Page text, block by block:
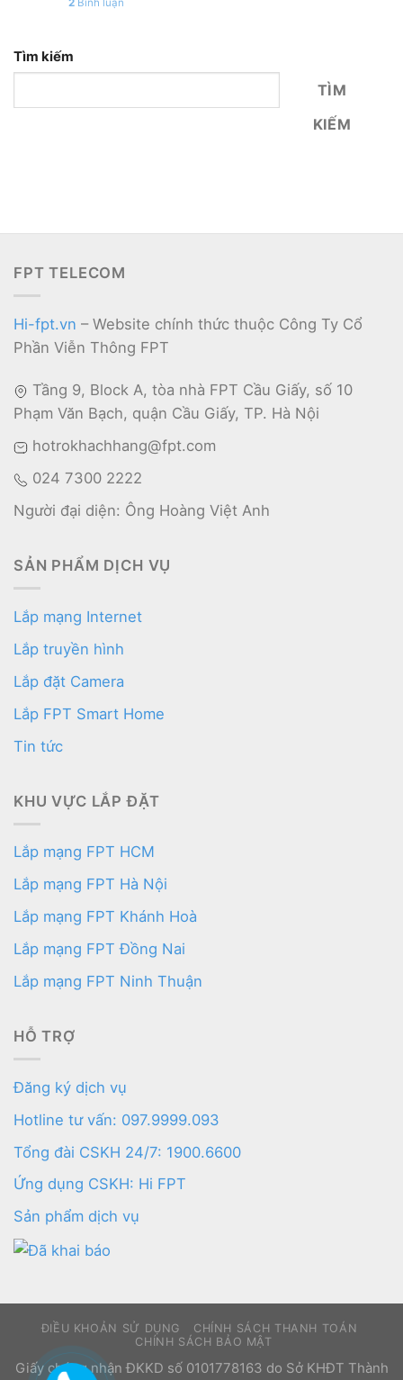
2 Bình luận
Tìm kiếm
TÌM
KIẾM
FPT TELECOM
Hi-fpt.vn – Website chính thức thuộc Công Ty Cổ
Phần Viễn Thông FPT
Tầng 9, Block A, tòa nhà FPT Cầu Giấy, số 10
Phạm Văn Bạch, quận Cầu Giấy, TP. Hà Nội
hotrokhachhang@fpt.com
024 7300 2222
Người đại diện: Ông Hoàng Việt Anh
SẢN PHẨM DỊCH VỤ
Lắp mạng Internet
Lắp truyền hình
Lắp đặt Camera
Lắp FPT Smart Home
Tin tức
KHU VỰC LẮP ĐẶT
Lắp mạng FPT HCM
Lắp mạng FPT Hà Nội
Lắp mạng FPT Khánh Hoà
Lắp mạng FPT Đồng Nai
Lắp mạng FPT Ninh Thuận
HỖ TRỢ
Đăng ký dịch vụ
Hotline tư vấn: 097.9999.093
Tổng đài CSKH 24/7: 1900.6600
Ứng dụng CSKH: Hi FPT
Sản phẩm dịch vụ
ĐIỀU KHOẢN SỬ DỤNG
CHÍNH SÁCH THANH TOÁN
CHÍNH SÁCH BẢO MẬT
Giấy chứng nhận ĐKKD số 0101778163 do Sở KHĐT Thành